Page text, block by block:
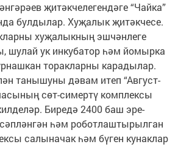
җитәкчелегендәге “Чайка”
булдылар. Хуҗалык җитәкчесе.
хуҗалыкның эшчәнлеге
шулай ук инкубатор һәм йомырка
торакларны карадылар.
танышуны дәвам итеп “Август-
сөт-симертү комплексы
Биредә 2400 баш эре-
һәм роботлаштырылган
салыначак һәм бүген кунаклар